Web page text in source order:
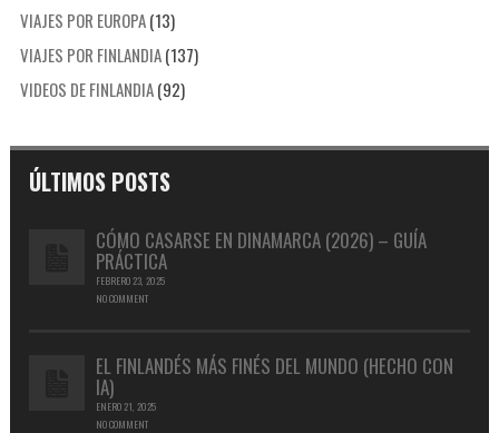
VIAJES POR EUROPA(13)
VIAJES POR FINLANDIA(137)
VIDEOS DE FINLANDIA(92)
ÚLTIMOS POSTS
CÓMO CASARSE EN DINAMARCA (2026) – GUÍA
PRÁCTICA
FEBRERO 23, 2025
NO COMMENT
EL FINLANDÉS MÁS FINÉS DEL MUNDO (HECHO CON
IA)
ENERO 21, 2025
NO COMMENT